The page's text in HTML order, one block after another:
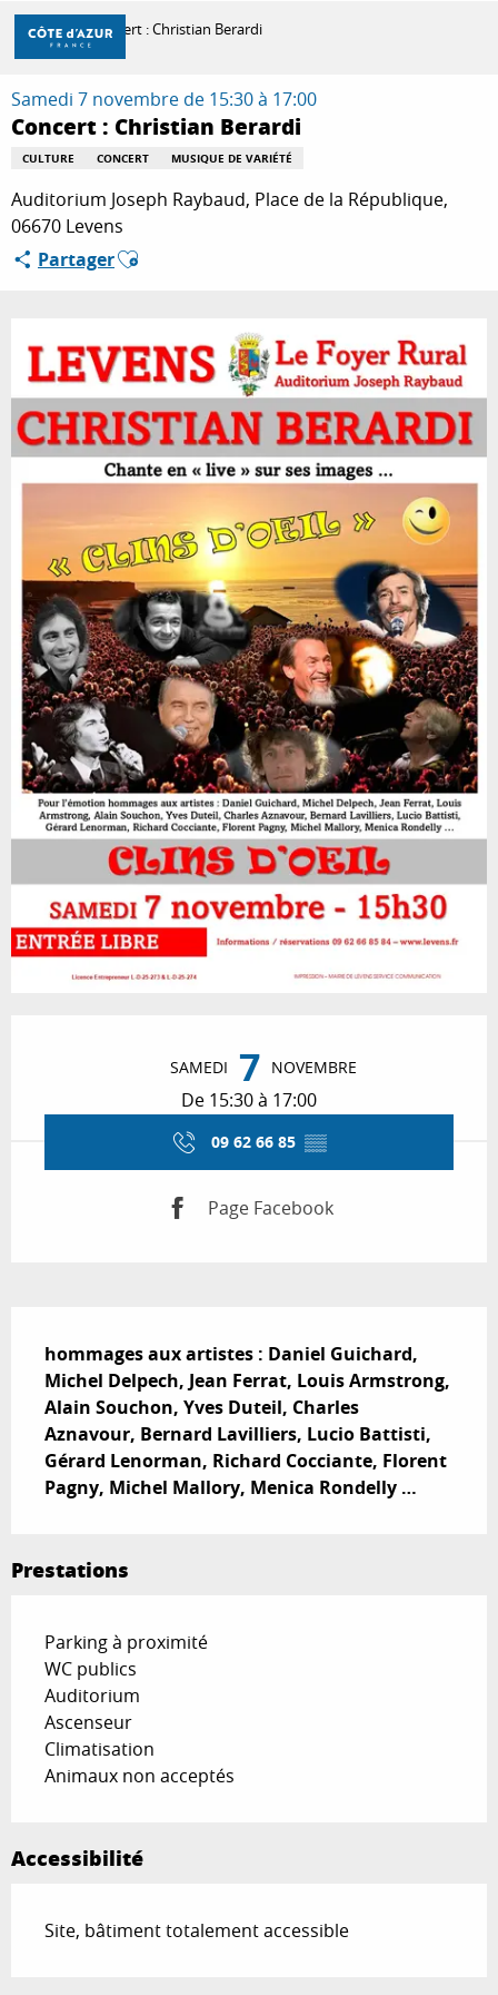
Aller
contenu
principal
DÉCOUVRIR
À FAIRE
Accueil Concert : Christian Berardi
Samedi 7 novembre de 15:30 à 17:00
Concert : Christian Berardi
CULTURE CONCERT MUSIQUE DE VARIÉTÉ
Auditorium Joseph Raybaud, Place de la République,
06670 Levens
PartagerAjouter aux favoris
SAMEDI 7 NOVEMBRE
De 15:30 à 17:00
09 62 66 85 ▒▒
Page Facebook
hommages aux artistes : Daniel Guichard,
Michel Delpech, Jean Ferrat, Louis Armstrong,
Alain Souchon, Yves Duteil, Charles
Aznavour, Bernard Lavilliers, Lucio Battisti,
Gérard Lenorman, Richard Cocciante, Florent
Pagny, Michel Mallory, Menica Rondelly …
Prestations
Parking à proximité
WC publics
Auditorium
Ascenseur
Climatisation
Animaux non acceptés
Accessibilité
Site, bâtiment totalement accessible